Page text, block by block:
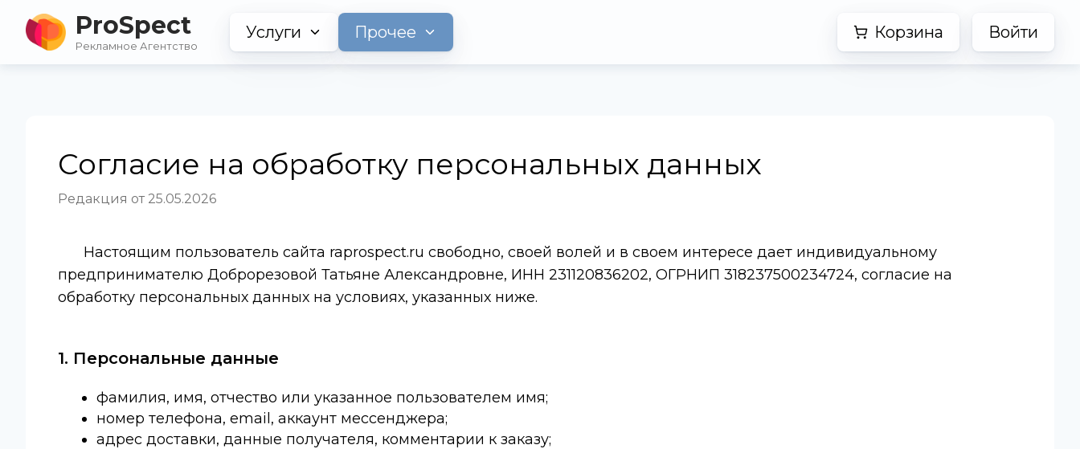
ProSpect
Рекламное Агентство
Услуги Прочее Корзина Войти
Согласие на обработку персональных данных
Редакция от 25.05.2026
Настоящим пользователь сайта raprospect.ru свободно, своей волей и в своем интересе дает индивидуальному
предпринимателю Доброрезовой Татьяне Александровне, ИНН 231120836202, ОГРНИП 318237500234724, согласие на
обработку персональных данных на условиях, указанных ниже.
1. Персональные данные
фамилия, имя, отчество или указанное пользователем имя;
номер телефона, email, аккаунт мессенджера;
адрес доставки, данные получателя, комментарии к заказу;